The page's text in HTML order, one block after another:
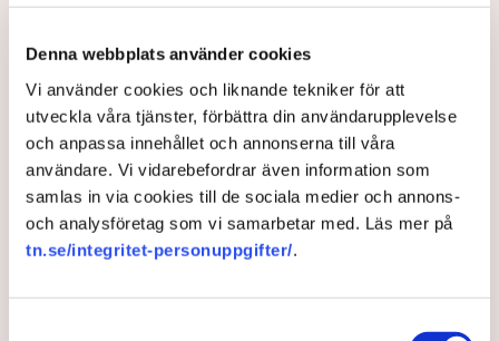
Denna webbplats använder cookies
Vi använder cookies och liknande tekniker för att
utveckla våra tjänster, förbättra din användarupplevelse
och anpassa innehållet och annonserna till våra
användare. Vi vidarebefordrar även information som
samlas in via cookies till de sociala medier och annons-
och analysföretag som vi samarbetar med. Läs mer på
tn.se/integritet-personuppgifter/.
två senaste somrarna, så hur kan det bli ett problem
nu?
AI-sammanfattning
Norrköpings nya riktlinjer stoppar Lindas Kulas
uteservering.
Kommunen kräver att restaurangens markis med